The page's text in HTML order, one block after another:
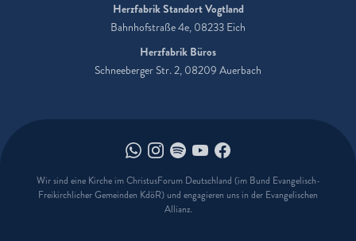
Herzfabrik Standort Vogtland
Bahnhofstraße 4e, 08233 Eich
Herzfabrik Büros
Schneeberger Str. 2, 08209 Auerbach
Herzfabrik auf Whatsapp
Herzfabrik auf Instagram
Herzfabrik auf Spotify
Herzfabrik auf Youtube
Herzfabrik auf
Wir sind eine Kirche im ChristusForum Deutschland (im Bund Evangelisch-
Freikirchlicher Gemeinden KdöR) und engagieren uns in der Evangelischen
Allianz.